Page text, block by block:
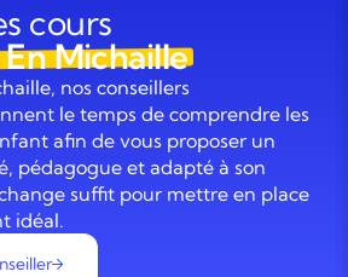
cours
Michaille
nos conseillers
le temps de comprendre les
afin de vous proposer un
pédagogue et adapté à son
suffit pour mettre en place
idéal.